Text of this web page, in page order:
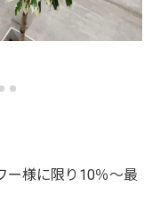
ー様に限り10％～最